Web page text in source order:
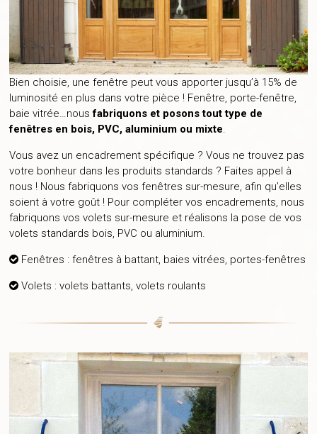
Bien choisie, une fenêtre peut vous apporter jusqu’à 15% de
luminosité en plus dans votre pièce ! Fenêtre, porte-fenêtre,
baie vitrée…nousfabriquons et posons tout type de
fenêtres en bois, PVC, aluminium ou mixte.
Vous avez un encadrement spécifique ? Vous ne trouvez pas
votre bonheur dans les produits standards ? Faites appel à
nous ! Nous fabriquons vos fenêtres sur-mesure, afin qu’elles
soient à votre goût ! Pour compléter vos encadrements, nous
fabriquons vos volets sur-mesure et réalisons la pose de vos
volets standards bois, PVC ou aluminium.
Fenêtres : fenêtres à battant, baies vitrées, portes-fenêtres
Volets : volets battants, volets roulants